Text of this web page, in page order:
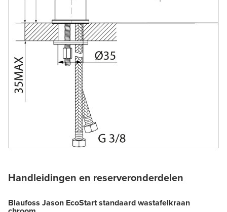
Handleidingen en reserveronderdelen
Blaufoss Jason EcoStart standaard wastafelkraan